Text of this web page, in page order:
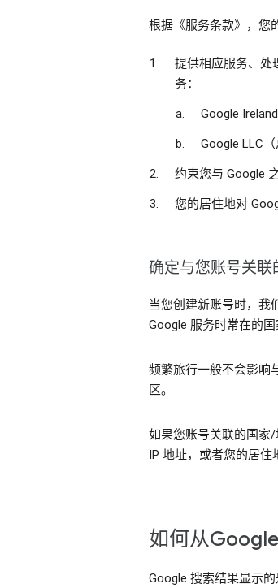
根据《服务条款》，您
提供相应服务、处
务：
Google
Google LLC
约束您与 Google
您的居住地对
确定与您账号关联
当您创建新账号时，我
Google 服务时常在的
频繁旅行一般不会影响
区。
如果您账号关联的国家
IP 地址，或者您的居
如何从
Google 搜索结果显示